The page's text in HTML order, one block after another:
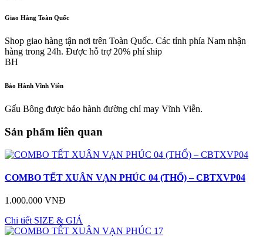
Giao Hàng Toàn Quốc
Shop giao hàng tận nơi trên Toàn Quốc. Các tỉnh phía Nam nhận
hàng trong 24h. Được hỗ trợ 20% phí ship
BH
Bảo Hành Vĩnh Viễn
Gấu Bông được bảo hành đường chỉ may Vĩnh Viễn.
Sản phẩm liên quan
COMBO TẾT XUÂN VẠN PHÚC 04 (THỔ) – CBTXVP04
1.000.000 VNĐ
Chi tiết SIZE & GIÁ